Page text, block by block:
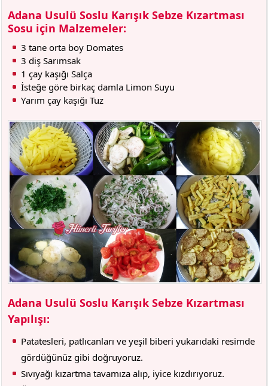
Adana Usulü Soslu Karışık Sebze Kızartması
Sosu için Malzemeler:
3 tane orta boy Domates
3 diş Sarımsak
1 çay kaşığı Salça
İsteğe göre birkaç damla Limon Suyu
Yarım çay kaşığı Tuz
Adana Usulü Soslu Karışık Sebze Kızartması
Yapılışı:
Patatesleri, patlıcanları ve yeşil biberi yukarıdaki resimde
gördüğünüz gibi doğruyoruz.
Sıvıyağı kızartma tavamıza alıp, iyice kızdırıyoruz.